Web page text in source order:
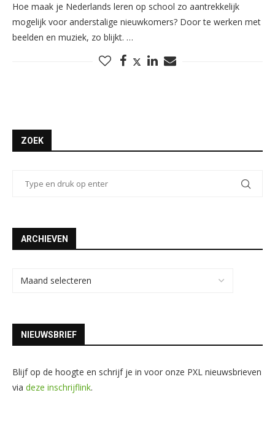
Hoe maak je Nederlands leren op school zo aantrekkelijk
mogelijk voor anderstalige nieuwkomers? Door te werken met
beelden en muziek, zo blijkt. …
ZOEK
ARCHIEVEN
NIEUWSBRIEF
Blijf op de hoogte en schrijf je in voor onze PXL nieuwsbrieven
via deze inschrijflink.